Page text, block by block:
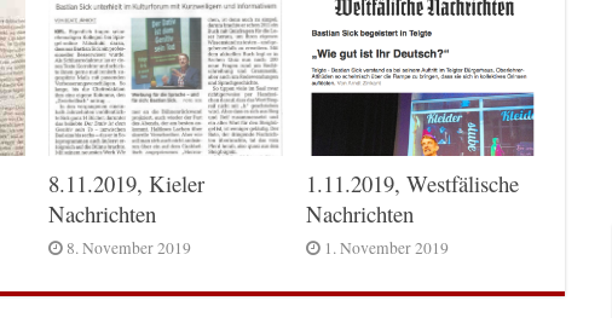
8.11.2019, Kieler
Nachrichten
8. November 2019
1.11.2019, Westfälische
Nachrichten
1. November 2019